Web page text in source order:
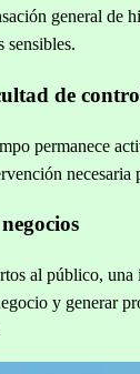
general de
sensibles.
de
permanece
necesaria
al público, una
y generar